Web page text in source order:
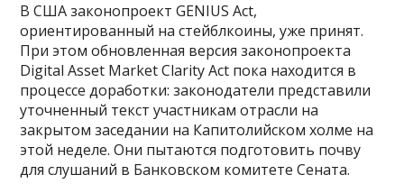
В США законопроект GENIUS Act,
ориентированный на стейблкоины, уже принят.
При этом обновленная версия законопроекта
Digital Asset Market Clarity Act пока находится в
процессе доработки: законодатели представили
уточненный текст участникам отрасли на
закрытом заседании на Капитолийском холме на
этой неделе. Они пытаются подготовить почву
для слушаний в Банковском комитете Сената.